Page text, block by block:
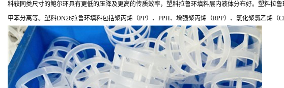
料较同类尺寸的鲍尔环具有更低的压降及更高的传质效率，塑料拉鲁环填料层内液体分布好。塑料拉
甲苯分离等。塑料DN26拉鲁环填料包括聚丙烯（PP）、PPH、增强聚丙烯（RPP）、氯化聚氯乙烯（